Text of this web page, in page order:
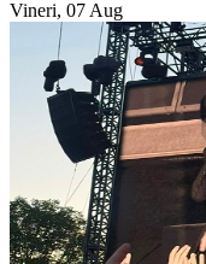
Vineri, 07 Aug